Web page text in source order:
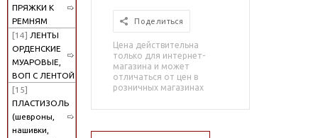
ПРЯЖКИ К
РЕМНЯМ
[14] ЛЕНТЫ
ОРДЕНСКИЕ
МУАРОВЫЕ,
ВОП С ЛЕНТОЙ
[15]
ПЛАСТИЗОЛЬ
(шевроны,
нашивки,
Поделиться
Цена действительна
только для интернет-
магазина и может
отличаться от цен в
розничных магазинах